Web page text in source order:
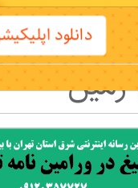
دانلود اپلیکیشن